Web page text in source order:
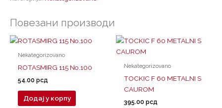
Повезани производи
Nekategorizovano
ROTASMIRG 115 No.100
54.00рсд
Додај у корпу
Nekategorizovano
TOCKIC F 60 METALNI S
CAUROM
395.00рсд